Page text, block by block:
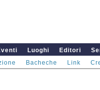
Luoghi Editori
Bacheche Link